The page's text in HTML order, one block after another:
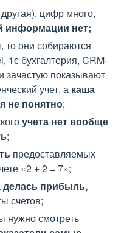
цифр много,
информации нет;
то они собираются
1с бухгалтерия, CRM-
зачастую показывают
учет, а каша
не понятно;
учета нет вообще
;
предоставляемых
«2 + 2 = 7»;
делась прибыль,
счетов;
нужно смотреть